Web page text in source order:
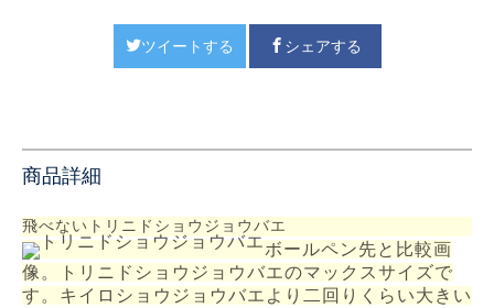
ツイートする シェアする
商品詳細
飛べないトリニドショウジョウバエ
ボールペン先と比較画
像。トリニドショウジョウバエのマックスサイズで
す。キイロショウジョウバエより二回りくらい大きい